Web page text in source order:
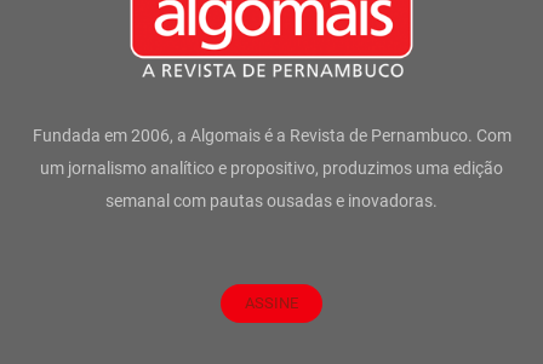
Fundada em 2006, a Algomais é a Revista de Pernambuco. Com
um jornalismo analítico e propositivo, produzimos uma edição
semanal com pautas ousadas e inovadoras.
ASSINE